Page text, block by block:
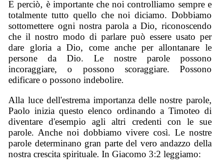
E perciò, è importante che noi controlliamo sempre e
totalmente tutto quello che noi diciamo. Dobbiamo
sottomettere ogni nostra parola a Dio, riconoscendo
che il nostro modo di parlare può essere usato per
dare gloria a Dio, come anche per allontanare le
persone da Dio. Le nostre parole possono
incoraggiare, o possono scoraggiare. Possono
edificare o possono indebolire.
Alla luce dell'estrema importanza delle nostre parole,
Paolo inizia questo elenco ordinando a Timoteo di
diventare d'esempio agli altri credenti con le sue
parole. Anche noi dobbiamo vivere così. Le nostre
parole determinano gran parte del vero andazzo della
nostra crescita spirituale. In Giacomo 3:2 leggiamo: